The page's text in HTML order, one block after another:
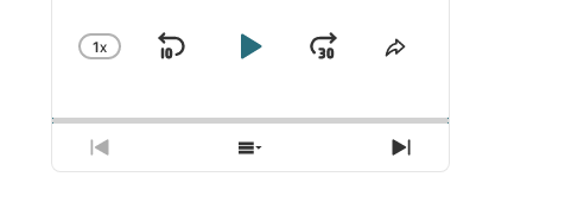
CHANGE
1X
SKIPPLAYJUMP
PREVIOUS
EPISODE
SHOW
EPISODES
NEXT
EPISODE